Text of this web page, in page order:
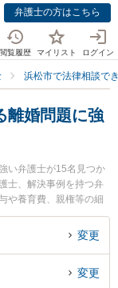
弁護士の方はこちら
閲覧履歴 マイリスト ログイン
浜松市で法律相談で
離婚問題に強
い弁護士が15名見つか
士、解決事例を持つ弁
や養育費、親権等の細
法人長野法律事務所の
の大城 拓摩弁護士、
弁護士に相談したい』
変更
変更